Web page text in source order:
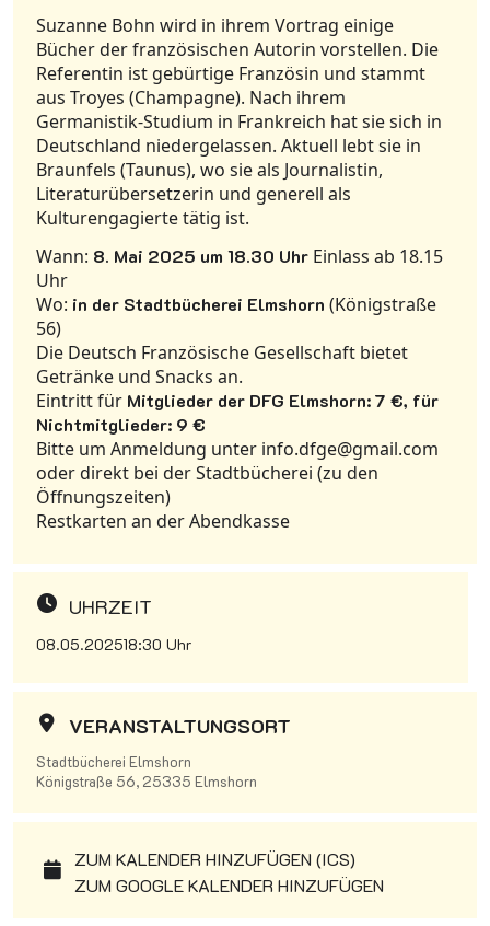
Suzanne Bohn wird in ihrem Vortrag einige
Bücher der französischen Autorin vorstellen. Die
Referentin ist gebürtige Französin und stammt
aus Troyes (Champagne). Nach ihrem
Germanistik-Studium in Frankreich hat sie sich in
Deutschland niedergelassen. Aktuell lebt sie in
Braunfels (Taunus), wo sie als Journalistin,
Literaturübersetzerin und generell als
Kulturengagierte tätig ist.
Wann: 8. Mai 2025 um 18.30 Uhr Einlass ab 18.15
Uhr
Wo: in der Stadtbücherei Elmshorn (Königstraße
56)
Die Deutsch Französische Gesellschaft bietet
Getränke und Snacks an.
Eintritt für Mitglieder der DFG Elmshorn: 7 €, für
Nichtmitglieder: 9 €
Bitte um Anmeldung unter info.dfge@gmail.com
oder direkt bei der Stadtbücherei (zu den
Öffnungszeiten)
Restkarten an der Abendkasse
UHRZEIT
08.05.202518:30 Uhr
VERANSTALTUNGSORT
Stadtbücherei Elmshorn
Königstraße 56, 25335 Elmshorn
ZUM KALENDER HINZUFÜGEN (ICS)
ZUM GOOGLE KALENDER HINZUFÜGEN